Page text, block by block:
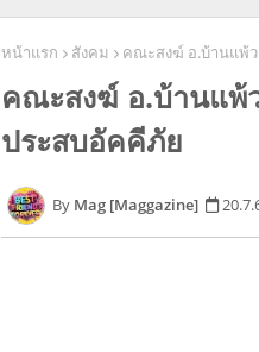
หน้าแรก สังคม คณะสงฆ์ อ.บ้านแพ้ว
คณะสงฆ์ อ.บ้านแพ้
ประสบอัคคีภัย
Mag [Maggazine]